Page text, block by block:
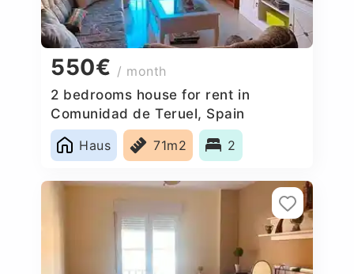
550€ / month
2 bedrooms house for rent in
Comunidad de Teruel, Spain
Haus
71m2 2